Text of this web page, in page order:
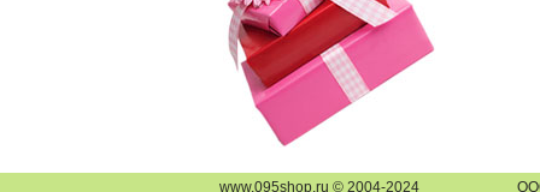
www.095shop.ru © 2004-2024